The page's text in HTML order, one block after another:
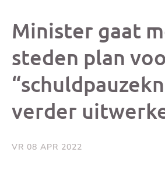
Minister gaat
steden plan
verder
VR 08 APR 2022